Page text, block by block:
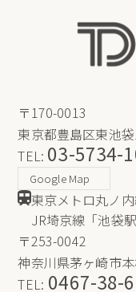
を行ないます。
個人情報の利用
連絡や業務のご案
子メールや資料の
個人情報の第三
当社は、お客さま
管理し、次のいず
報を第三者に開示
ある場合 お客さま
めに当社が業務を
〒170-0013
東京都豊島区東池
TEL: 03-5734-
Google Map
東京メトロ丸ノ
JR埼京線「池袋
〒253-0042
神奈川県茅ヶ崎市
TEL: 0467-38-